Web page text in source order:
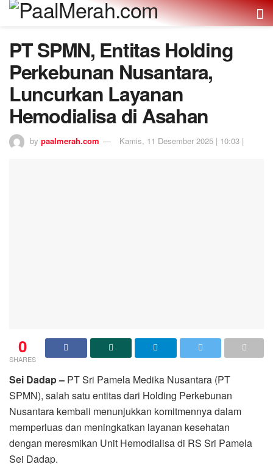
PT SPMN, Entitas Holding
Perkebunan Nusantara,
Luncurkan Layanan
Hemodialisa di Asahan
by paalmerah.com Kamis, 11 Desember 2025 | 10:03 |
0
SHARES
Sei Dadap – PT Sri Pamela Medika Nusantara (PT
SPMN), salah satu entitas dari Holding Perkebunan
Nusantara kembali menunjukkan komitmennya dalam
memperluas dan meningkatkan layanan kesehatan
dengan meresmikan Unit Hemodialisa di RS Sri Pamela
Sei Dadap.